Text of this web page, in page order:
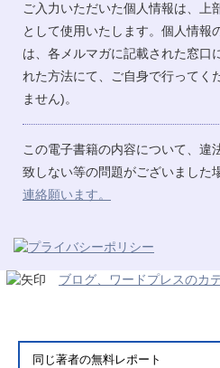
ご入力いただいた個人情報は、上
として使用いたします。個人情報
は、各メルマガに記載された窓口
れた方法にて、ご自身で行ってく
ません)。
この電子書籍の内容について、違
致しない等の問題がございました
連絡願います。
ブログ、ワードプレスのカ
同じ著者の無料レポート